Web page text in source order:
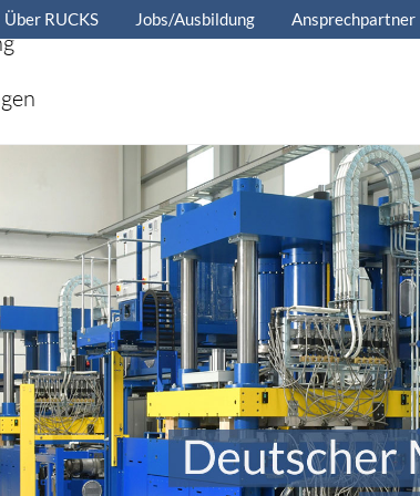
Über RUCKS Jobs/Ausbildung Ansprechpartner